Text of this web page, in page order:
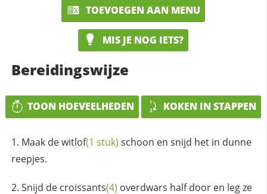
TOEVOEGEN AAN MENU
MIS JE NOG IETS?
Bereidingswijze
TOON HOEVEELHEDEN KOKEN IN STAPPEN
Maak dewitlof(1 stuk) schoon en snijd het in dunne
reepjes.
Snijd de croissants(4) overdwars half door en leg ze